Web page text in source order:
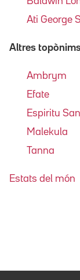
Ati George
Altres
Ambrym
Efate
Espiritu
Malekula
Tanna
Estats del món